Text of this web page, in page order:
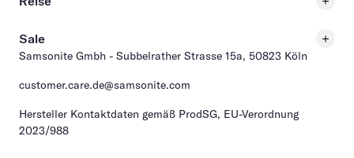
Sale
Samsonite Gmbh - Subbelrather Strasse 15a, 50823 Köln
customer.care.de@samsonite.com
Hersteller Kontaktdaten gemäß ProdSG, EU-Verordnung
2023/988